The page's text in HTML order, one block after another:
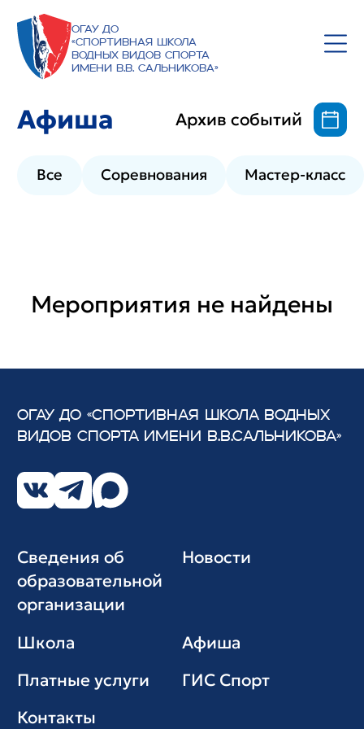
ОГАУ ДО
«Спортивная школа
водных видов спорта
имени В.В. Сальникова»
Афиша Архив событий
Все Соревнования Мастер-класс
Мероприятия не найдены
ОГАУ ДО «СПОРТИВНАЯ ШКОЛА ВОДНЫХ
ВИДОВ СПОРТА ИМЕНИ В.В.САЛЬНИКОВА»
Сведения об
образовательной
организации
Новости
Школа
Афиша
Платные услуги
ГИС Cпорт
Контакты